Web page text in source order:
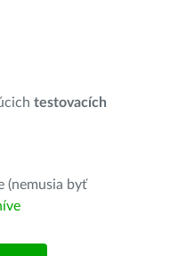
testovacích
(nemusia byť